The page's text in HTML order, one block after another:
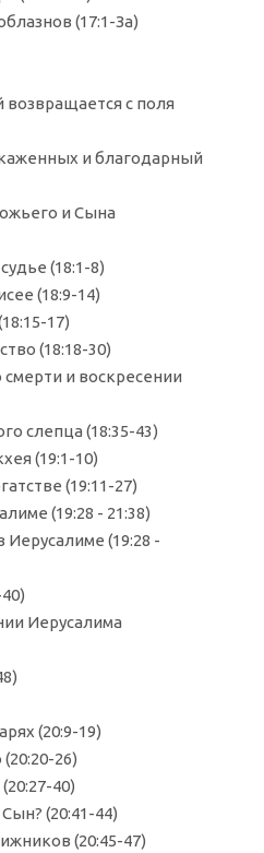
(17:1-За)
возвращается с поля
и благодарный
и Сына
(18:1-8)
(18:9-14)
17)
(18:18-30)
смерти и воскресении
слепца (18:35-43)
(19:1-10)
(19:11-27)
(19:28 - 21:38)
(19:28 -
Иерусалима
(20:9-19)
26)
40)
(20:41-44)
(20:45-47)